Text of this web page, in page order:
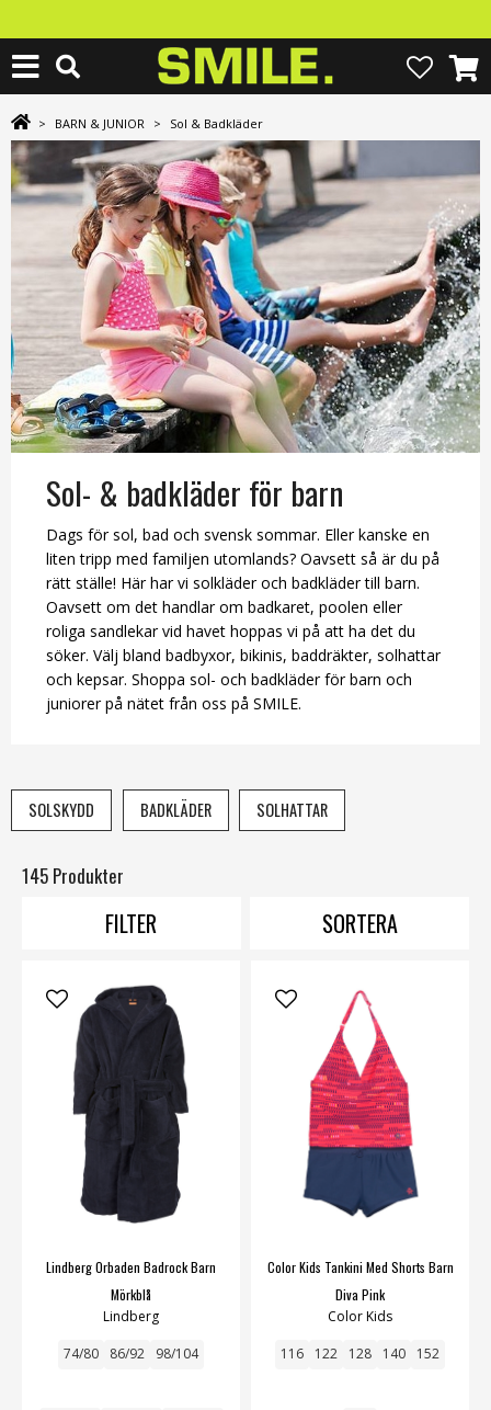
> BARN & JUNIOR > Sol & Badkläder
Sol- & badkläder för barn
Dags för sol, bad och svensk sommar. Eller kanske en
liten tripp med familjen utomlands? Oavsett så är du på
rätt ställe! Här har vi solkläder och badkläder till barn.
Oavsett om det handlar om badkaret, poolen eller
roliga sandlekar vid havet hoppas vi på att ha det du
söker. Välj bland badbyxor, bikinis, baddräkter, solhattar
och kepsar. Shoppa sol- och badkläder för barn och
juniorer på nätet från oss på SMILE.
SOLSKYDD BADKLÄDER SOLHATTAR
145 Produkter
FILTER SORTERA
Lindberg Orbaden Badrock Barn
Mörkblå
Lindberg
74/80 86/92 98/104
Color Kids Tankini Med Shorts Barn
Diva Pink
Color Kids
116 122 128 140 152